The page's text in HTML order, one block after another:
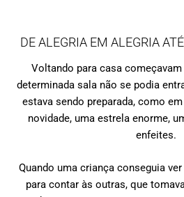
DE ALEGRIA EM ALEGRIA
Voltando para casa
determinada sala não se podia
estava sendo preparada, como
novidade, uma estrela enorme,
enfeites.
Quando uma criança conseguia
para contar às outras, que